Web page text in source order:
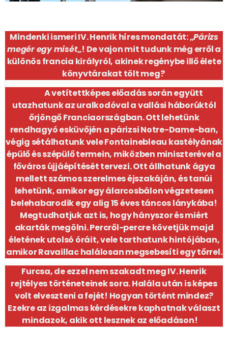
Mindenki ismeri IV. Henrik híres mondatát: „Párizs
megér egy misét„! De vajon mit tudunk még erről a
különös francia királyról, akinek regénybe illő élete
könyvtárakat tölt meg?
A vetítettképes előadás során együtt
utazhatunk az uralkodóval a vallási háborúktól
őrjöngő Franciaországban. Ott lehetünk
rendhagyó esküvőjén a párizsi Notre-Dame-ban,
végig sétálhatunk vele Fontainebleau kastélyának
épülő és szépülő termein, miközben miniszterével a
főváros újjáépítését tervezi. Ott állhatunk ágya
mellett számos szerelmes éjszakáján, és tanúi
lehetünk, amikor egy álarcosbálon végzetesen
belehabarodik egy alig 15 éves táncos lánykába!
Megtudhatjuk azt is, hogy hányszor és miért
akarták megölni. Percről-percre követjük majd
életének utolsó óráit, vele tarthatunk hintójában,
amikor Ravaillac halálosan megsebesíti egy tőrrel.
Furcsa, de ezzel nem szakadt meg IV. Henrik
rejtélyes történeteinek sora. Halála után is képes
volt elveszteni a fejét! Hogyan történt mindez?
Ezekre az izgalmas kérdésekre kaphatnak választ
mindazok, akik ott lesznek az előadáson!